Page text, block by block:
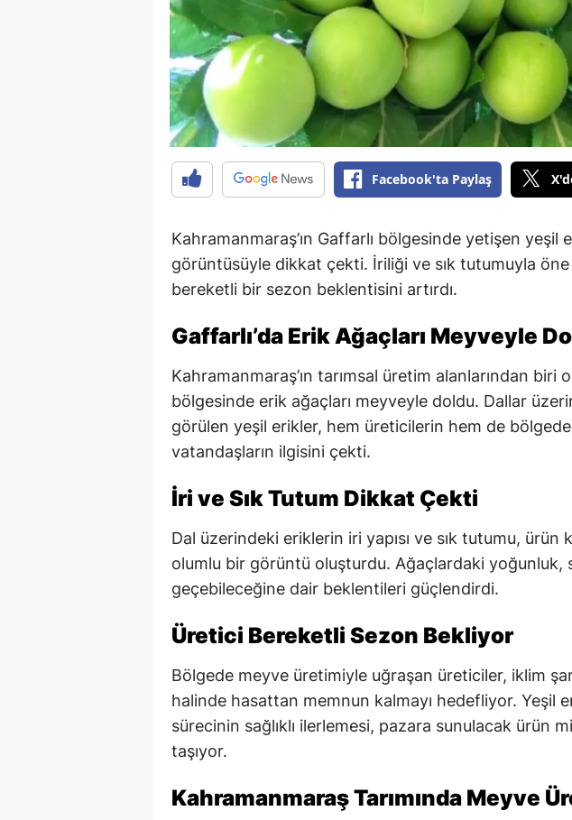
Facebook'ta Paylaş
Kahramanmaraş’ın Gaffarlı bölgesinde yetişen yeşil
görüntüsüyle dikkat çekti. İriliği ve sık tutumuyla
bereketli bir sezon beklentisini artırdı.
Gaffarlı’da Erik Ağaçları Meyveyle
Kahramanmaraş’ın tarımsal üretim alanlarından biri
bölgesinde erik ağaçları meyveyle doldu. Dallar
görülen yeşil erikler, hem üreticilerin hem de
vatandaşların ilgisini çekti.
İri ve Sık Tutum Dikkat Çekti
Dal üzerindeki eriklerin iri yapısı ve sık tutumu, ürün
olumlu bir görüntü oluşturdu. Ağaçlardaki yoğunluk,
geçebileceğine dair beklentileri güçlendirdi.
Üretici Bereketli Sezon Bekliyor
Bölgede meyve üretimiyle uğraşan üreticiler, iklim
halinde hasattan memnun kalmayı hedefliyor. Yeşil
sürecinin sağlıklı ilerlemesi, pazara sunulacak ürün
taşıyor.
Kahramanmaraş Tarımında Meyve